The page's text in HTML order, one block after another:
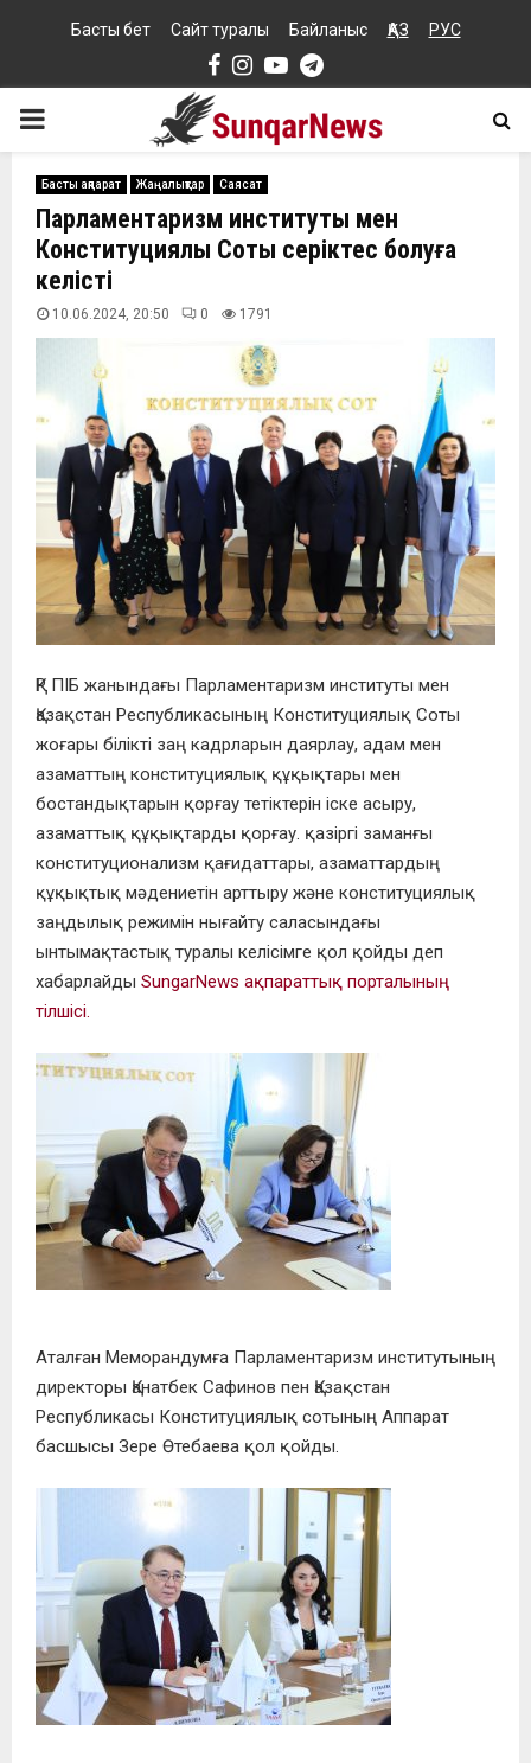
Басты бет Сайт туралы Байланыс ҚАЗ РУС
Facebook
Instagram
YoutubeTelegram
PRIMARY
MENU
Басты ақпарат Жаңалықтар Саясат
Парламентаризм институты мен
Конституциялық Соты серіктес болуға
келісті
10.06.2024, 20:50 0 1791
ҚР ПІБ жанындағы Парламентаризм институты мен
Қазақстан Республикасының Конституциялық Соты
жоғары білікті заң кадрларын даярлау, адам мен
азаматтың конституциялық құқықтары мен
бостандықтарын қорғау тетіктерін іске асыру,
азаматтық құқықтарды қорғау. қазіргі заманғы
конституционализм қағидаттары, азаматтардың
құқықтық мәдениетін арттыру және конституциялық
заңдылық режимін нығайту саласындағы
ынтымақтастық туралы келісімге қол қойды деп
хабарлайды SungarNews ақпараттық порталының
тілшісі.
Аталған Меморандумға Парламентаризм институтының
директоры Қанатбек Сафинов пен Қазақстан
Республикасы Конституциялық сотының Аппарат
басшысы Зере Өтебаева қол қойды.